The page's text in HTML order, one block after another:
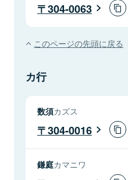
304-0063
このページの先頭に戻る
カ行
数須カズス
304-0016
鎌庭カマニワ